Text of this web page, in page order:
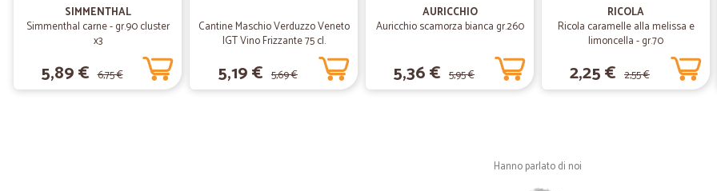
tutto ok ottima la consegna del
Rossella B.
Posso dire che sono stata
SIMMENTHAL
Simmenthal carne - gr.90 cluster
x3
5,89 € 6,75 €
Cantine Maschio Verduzzo Veneto
IGT Vino Frizzante 75 cl.
5,19 € 5,69 €
AURICCHIO
Auricchio scamorza bianca gr.260
5,36 € 5,95 €
RICOLA
Ricola caramelle alla melissa e
limoncella - gr.70
2,25 € 2,55 €
Hanno parlato di noi